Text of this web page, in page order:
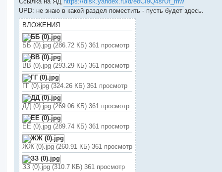
UPD: не знаю в какой раздел поместить - пусть будет здесь.
ВЛОЖЕНИЯ
ББ (0).jpg (286.72 КБ) 361 просмотр
ВВ (0).jpg (293.29 КБ) 361 просмотр
ГГ (0).jpg (324.26 КБ) 361 просмотр
ДД (0).jpg (269.06 КБ) 361 просмотр
ЕЕ (0).jpg (289.74 КБ) 361 просмотр
ЖЖ (0).jpg (260.91 КБ) 361 просмотр
ЗЗ (0).jpg (310.7 КБ) 361 просмотр